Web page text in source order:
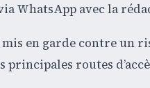
WhatsApp avec la
mis en garde contre
routes